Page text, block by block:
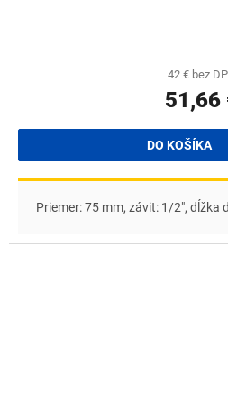
42 € bez
51,66
DO KOŠÍKA
Priemer: 75 mm, závit: 1/2", dĺžka